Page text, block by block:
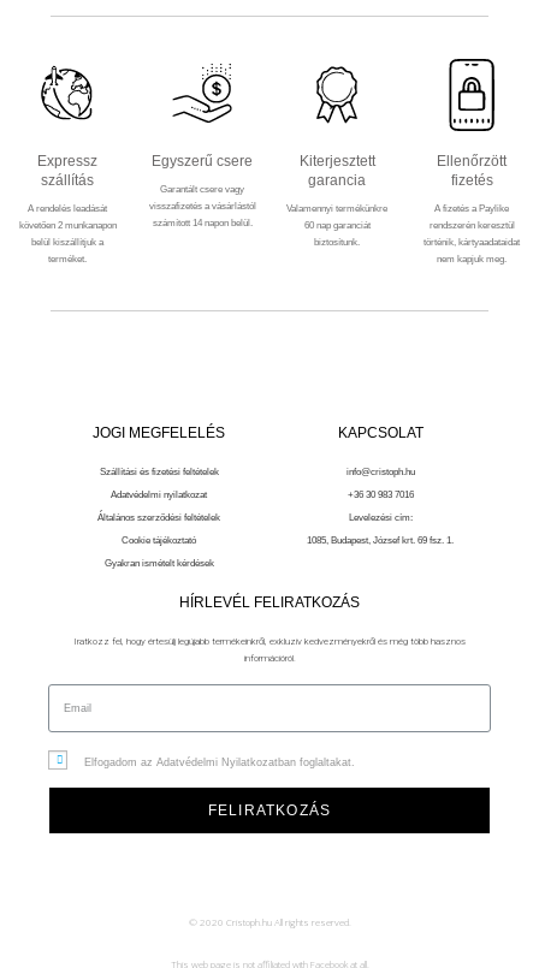
Expressz
szállítás
A rendelés leadását
követően 2 munkanapon
belül kiszállítjuk a
terméket.
Egyszerű csere
Garantált csere vagy
visszafizetés a vásárlástól
számított 14 napon belül.
Kiterjesztett
garancia
Valamennyi termékünkre
60 nap garanciát
biztosítunk.
Ellenőrzött
fizetés
A fizetés a Paylike
rendszerén keresztül
történik, kártyaadataidat
nem kapjuk meg.
JOGI MEGFELELÉS
Szállítási és fizetési feltételek
Adatvédelmi nyilatkozat
Általános szerződési feltételek
Cookie tájékoztató
Gyakran ismételt kérdések
KAPCSOLAT
info@cristoph.hu
+36 30 983 7016
Levelezési cím:
1085, Budapest, József krt. 69 fsz. 1.
HÍRLEVÉL FELIRATKOZÁS
Iratkozz fel, hogy értesülj legújabb termékeinkről, exkluzív kedvezményekről és még több hasznos
információról.
Elfogadom az Adatvédelmi Nyilatkozatban foglaltakat.
FELIRATKOZÁS
© 2020 Cristoph.hu All rights reserved.
This web page is not affiliated with Facebook at all.